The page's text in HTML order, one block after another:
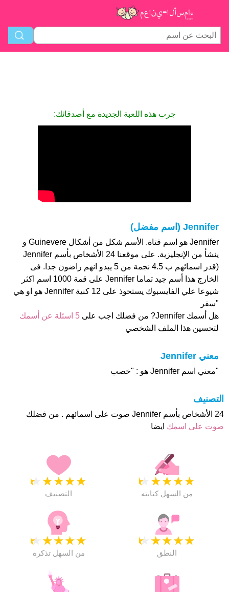
جرب هذه اللعبة الجديدة مع أصدقائك:
Jennifer (اسم مفضل)
Jennifer هو اسم فتاة. الأسم شكل من أشكال Guinevere و
ينشأ من الإنجليزية. على موقعنا 24 الأشخاص بأسم Jennifer
(قدر اسمائهم ب 4.5 نجمة من 5 يبدو انهم راضون جدا. فى
الخارج هذا أسم جيد تماما Jennifer على قمة 1000 اسم اكثر
شيوعا علي الفايسبوك يستحوذ على 12 كنية Jennifer هو او هي
"سفر
هل أسمك Jennifer? من فضلك اجب على
5 اسئلة عن أسمك
لتحسين هذا الملف الشخصي
معني Jennifer
"معني اسم Jennifer هو : "خصب
التصنيف
24 الأشخاص بأسم Jennifer صوت على اسمائهم . من فضلك
صوت على اسمك ايضا
★
★
★
★
★
التصنيف
★
★
★
★
★
من السهل كتابته
★
★
★
★
★
من السهل تذكره
★
★
★
★
★
النطق